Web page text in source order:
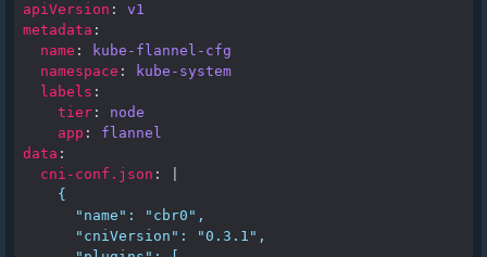
apiVersion :
v1
metadata :
name :
kube-flannel-cfg
namespace :
kube-system
labels :
tier :
node
app :
flannel
data :
cni-conf.json :
{
"name": "cbr0",
"cniVersion": "0.3.1",